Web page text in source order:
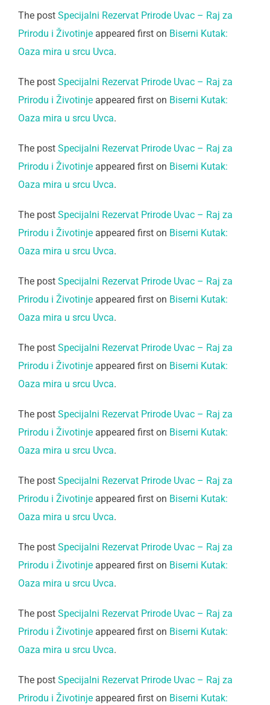
The post Specijalni Rezervat Prirode Uvac – Raj za
Prirodu i Životinje appeared first on Biserni Kutak:
Oaza mira u srcu Uvca.
The post Specijalni Rezervat Prirode Uvac – Raj za
Prirodu i Životinje appeared first on Biserni Kutak:
Oaza mira u srcu Uvca.
The post Specijalni Rezervat Prirode Uvac – Raj za
Prirodu i Životinje appeared first on Biserni Kutak:
Oaza mira u srcu Uvca.
The post Specijalni Rezervat Prirode Uvac – Raj za
Prirodu i Životinje appeared first on Biserni Kutak:
Oaza mira u srcu Uvca.
The post Specijalni Rezervat Prirode Uvac – Raj za
Prirodu i Životinje appeared first on Biserni Kutak:
Oaza mira u srcu Uvca.
The post Specijalni Rezervat Prirode Uvac – Raj za
Prirodu i Životinje appeared first on Biserni Kutak:
Oaza mira u srcu Uvca.
The post Specijalni Rezervat Prirode Uvac – Raj za
Prirodu i Životinje appeared first on Biserni Kutak:
Oaza mira u srcu Uvca.
The post Specijalni Rezervat Prirode Uvac – Raj za
Prirodu i Životinje appeared first on Biserni Kutak:
Oaza mira u srcu Uvca.
The post Specijalni Rezervat Prirode Uvac – Raj za
Prirodu i Životinje appeared first on Biserni Kutak:
Oaza mira u srcu Uvca.
The post Specijalni Rezervat Prirode Uvac – Raj za
Prirodu i Životinje appeared first on Biserni Kutak:
Oaza mira u srcu Uvca.
The post Specijalni Rezervat Prirode Uvac – Raj za
Prirodu i Životinje appeared first on Biserni Kutak: